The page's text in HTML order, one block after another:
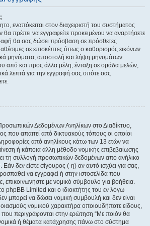
εναπόκειται στον διαχειριστή του συστήματος
πρέπει να εγγραφείτε προκειμένου να αναρτήσετε
θα σας δώσει πρόσβαση σε πρόσθετες
σε επισκέπτες όπως ο καθορισμός εικόνων
μηνύματα, αποστολή και λήψη μηνυμάτων
από και προς άλλα μέλη, ένταξη σε ομάδα μελών,
λεπτά για την εγγραφή σας οπότε σας
Δεδομένων Ανηλίκων στο Διαδίκτυο,
που απαιτεί από δικτυακούς τόπους οι οποίοι
από ανηλίκους κάτω των 13 ετών να
ή κάποια άλλη μέθοδο νομικής επιβεβαίωσης
τη συλλογή προσωπικών δεδομένων από ανήλικο
Εάν δεν είστε σίγουρος (-η) αν αυτό ισχύει για σας,
να εγγραφεί ή στην ιστοσελίδα που
επικοινωνήστε με νομικό σύμβουλο για βοήθεια.
phpBB Limited και ο ιδιοκτήτης του εν λόγω
μπορεί να δώσει νομική συμβουλή και δεν είναι
νομικού χαρακτήρα οποιουδήποτε είδους,
που περιγράφονται στην ερώτηση “Με ποιόν θα
ή θέματα κατάχρησης πάνω στο σύστημα